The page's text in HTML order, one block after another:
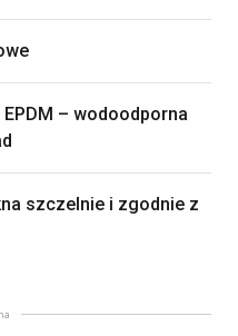
– wodoodporna
szczelnie i zgodnie z